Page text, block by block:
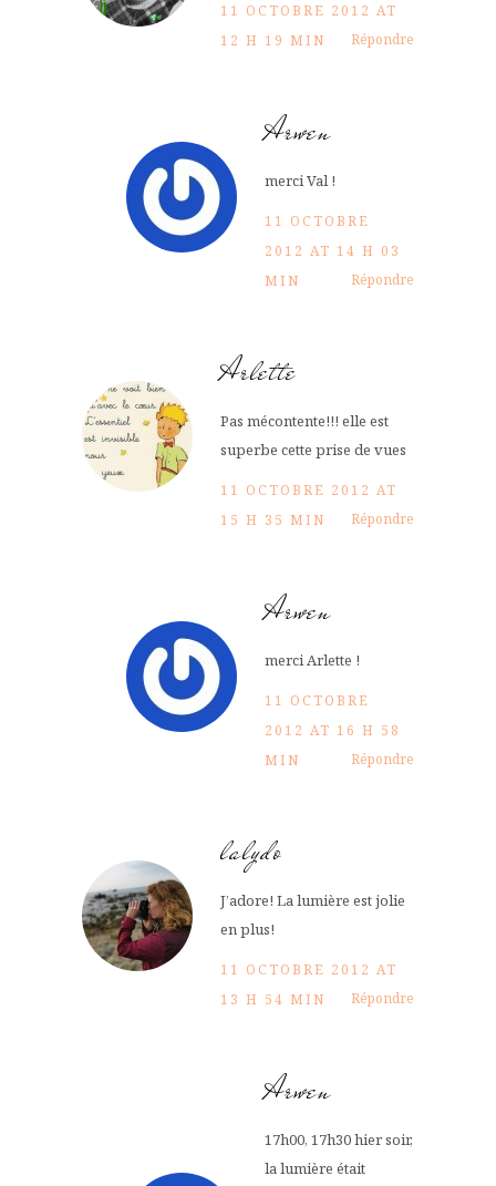
11 OCTOBRE 2012 AT
12 H 19 MIN
Répondre
Arwen
merci Val !
11 OCTOBRE
2012 AT 14 H 03
MIN
Répondre
Arlette
Pas mécontente!!! elle est
superbe cette prise de vues
11 OCTOBRE 2012 AT
15 H 35 MIN
Répondre
Arwen
merci Arlette !
11 OCTOBRE
2012 AT 16 H 58
MIN
Répondre
lalydo
J’adore! La lumière est jolie
en plus!
11 OCTOBRE 2012 AT
13 H 54 MIN
Répondre
Arwen
17h00, 17h30 hier soir,
la lumière était